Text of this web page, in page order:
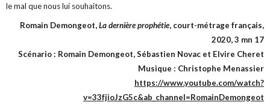
le mal que nous lui souhaitons.
Romain Demongeot,La dernière prophétie, court-métrage français,
2020, 3 mn 17
Scénario : Romain Demongeot, Sébastien Novac et Elvire Cheret
Musique : Christophe Menassier
https://www.youtube.com/watch?
v=33fjioJzG5c&ab_channel=RomainDemongeot